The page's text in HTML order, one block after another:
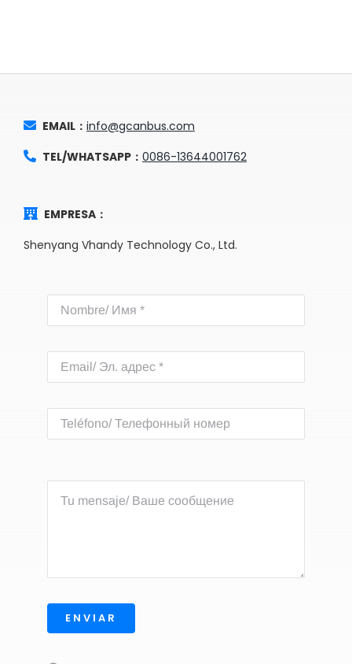
EMAIL： info@gcanbus.com
TEL/WHATSAPP： 0086-13644001762
EMPRESA：
Shenyang Vhandy Technology Co., Ltd.
ENVIAR